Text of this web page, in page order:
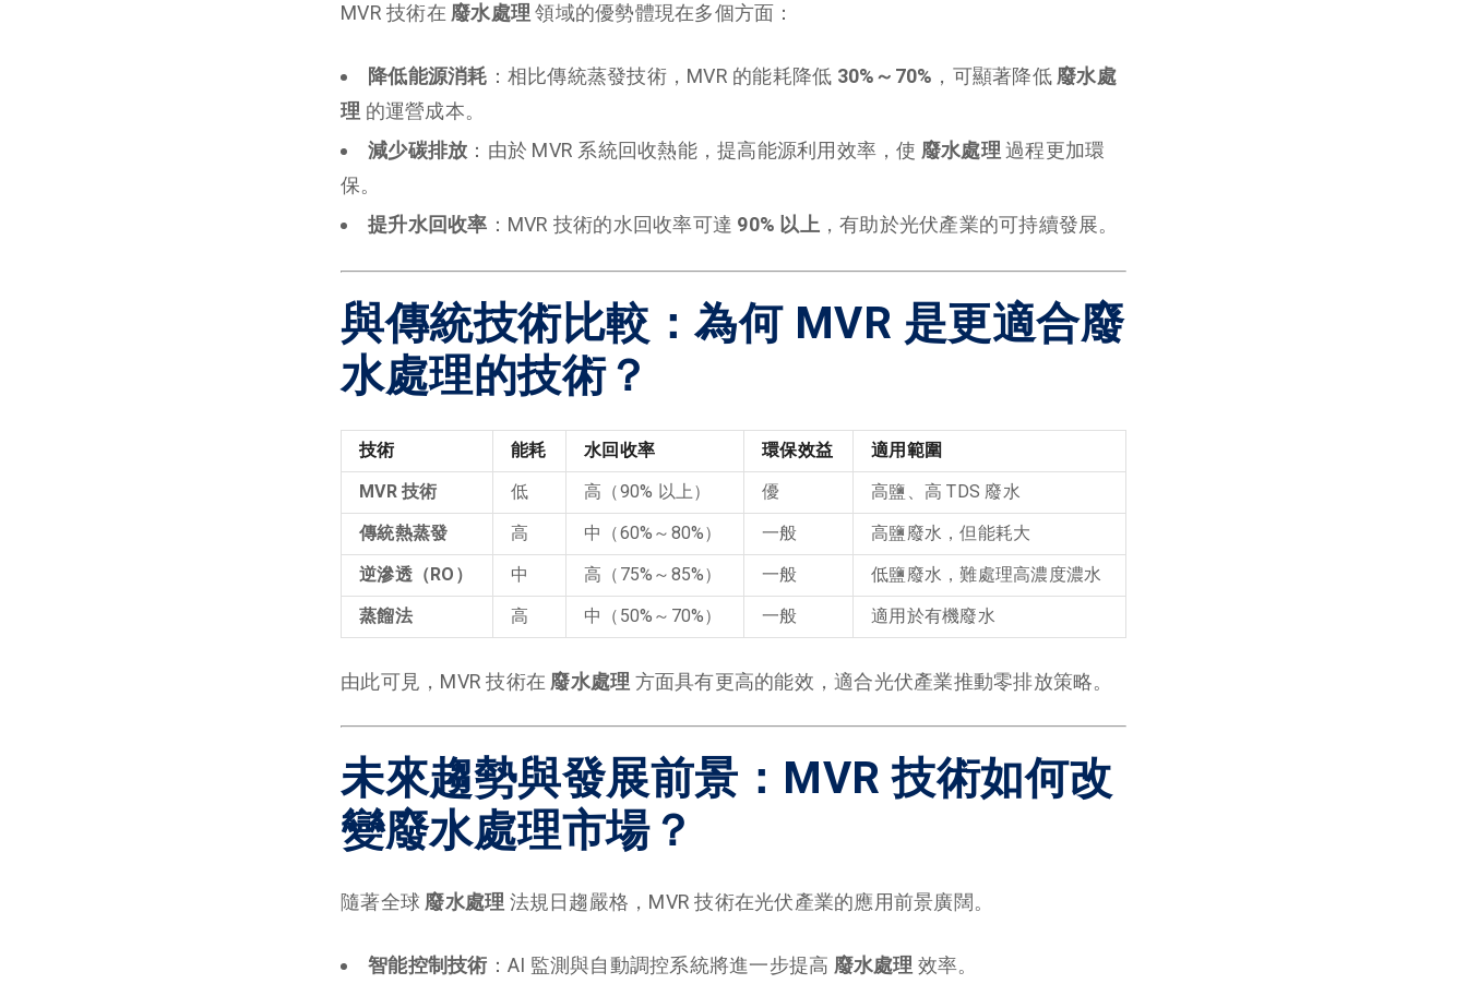
MVR 技術在 廢水處理 領域的優勢體現在多個方面：
降低能源消耗 ：相比傳統蒸發技術，MVR 的能耗降低 30%～70% ，可顯著降低 廢水處
理 的運營成本。
減少碳排放 ：由於 MVR 系統回收熱能，提高能源利用效率，使 廢水處理 過程更加環
保。
提升水回收率 ：MVR 技術的水回收率可達 90% 以上 ，有助於光伏產業的可持續發展。
與傳統技術比較：為何 MVR 是更適合廢
水處理的技術？
技術 能耗 水回收率 環保效益
適用範圍
MVR 技術
低 高（90% 以上） 優
高鹽、高 TDS 廢水
傳統熱蒸發
高 中（60%～80%） 一般
高鹽廢水，但能耗大
逆滲透（RO）
中 高（75%～85%） 一般
低鹽廢水，難處理高濃度濃水
蒸餾法
高 中（50%～70%） 一般 適用於有機廢水
由此可見，MVR 技術在 廢水處理 方面具有更高的能效，適合光伏產業推動零排放策略。
未來趨勢與發展前景：MVR 技術如何改
變廢水處理市場？
隨著全球 廢水處理 法規日趨嚴格，MVR 技術在光伏產業的應用前景廣闊。
智能控制技術 ：AI 監測與自動調控系統將進一步提高 廢水處理 效率。